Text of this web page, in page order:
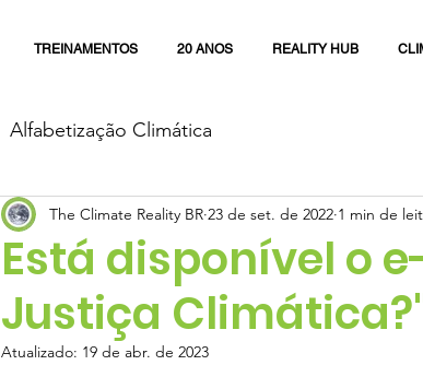
TREINAMENTOS 20 ANOS REALITY HUB
Alfabetização Climática
Está disponível o
Justiça
The Climate Reality BR 23 de set. de 2022 1 min de
Atualizado: 19 de abr. de 2023